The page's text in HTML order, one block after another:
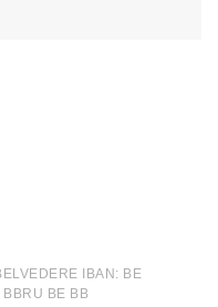
IBAN: BE
BE BB